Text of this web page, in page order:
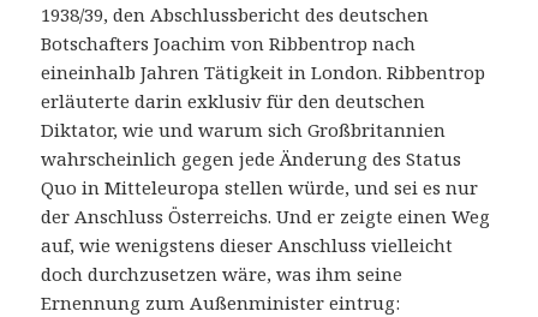
1938/39, den Abschlussbericht des deutschen
Botschafters Joachim von Ribbentrop nach
eineinhalb Jahren Tätigkeit in London. Ribbentrop
erläuterte darin exklusiv für den deutschen
Diktator, wie und warum sich Großbritannien
wahrscheinlich gegen jede Änderung des Status
Quo in Mitteleuropa stellen würde, und sei es nur
der Anschluss Österreichs. Und er zeigte einen Weg
auf, wie wenigstens dieser Anschluss vielleicht
doch durchzusetzen wäre, was ihm seine
Ernennung zum Außenminister eintrug: